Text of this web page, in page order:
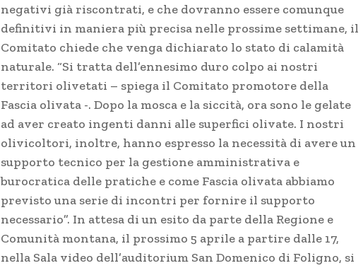
negativi già riscontrati, e che dovranno essere comunque
definitivi in maniera più precisa nelle prossime settimane, il
Comitato chiede che venga dichiarato lo stato di calamità
naturale. “Si tratta dell’ennesimo duro colpo ai nostri
territori olivetati – spiega il Comitato promotore della
Fascia olivata -. Dopo la mosca e la siccità, ora sono le gelate
ad aver creato ingenti danni alle superfici olivate. I nostri
olivicoltori, inoltre, hanno espresso la necessità di avere un
supporto tecnico per la gestione amministrativa e
burocratica delle pratiche e come Fascia olivata abbiamo
previsto una serie di incontri per fornire il supporto
necessario”. In attesa di un esito da parte della Regione e
Comunità montana, il prossimo 5 aprile a partire dalle 17,
nella Sala video dell’auditorium San Domenico di Foligno, si